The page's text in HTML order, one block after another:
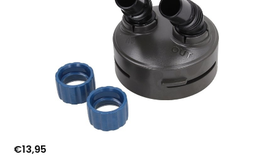
€13,95